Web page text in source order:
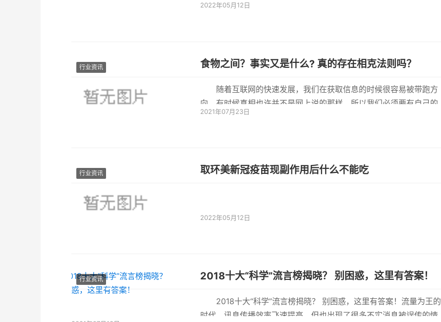
2022年05月12日
行业资讯 食物之间？事实又是什么? 真的存在相克法则吗？
随着互联网的快速发展，我们在获取信息的时候很容易被带跑方
向。有时候真相也许并不是网上说的那样，所以我们必须要有自己的
判断和独立...
2021年07月23日
行业资讯 取环美新冠疫苗现副作用后什么不能吃
2022年05月12日
行业资讯 2018十大“科学”流言榜揭晓？ 别困惑，这里有答案！
2018十大“科学”流言榜揭晓？ 别困惑，这里有答案！流量为王的
时代，讯息传播效率飞速提高，但也出现了很多不实消息被误传的情